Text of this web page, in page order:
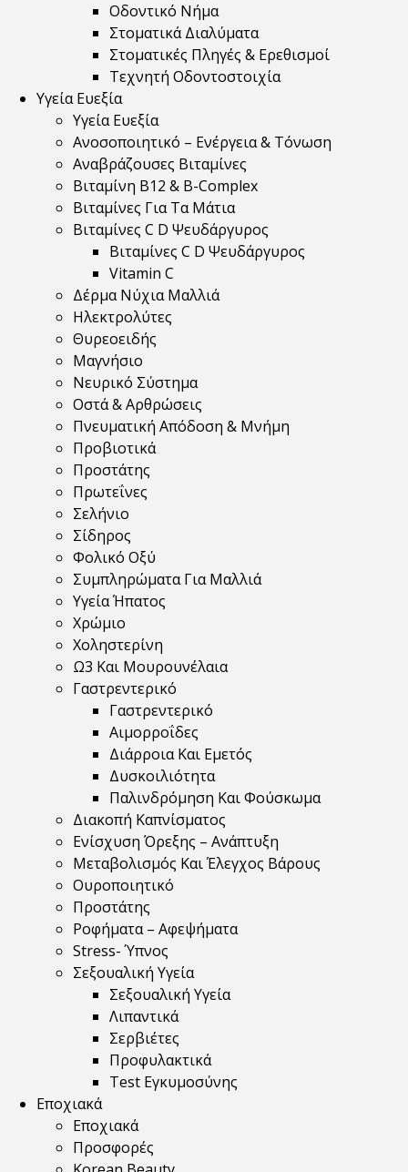
Οδοντικό Νήμα
Στοματικά Διαλύματα
Στοματικές Πληγές & Ερεθισμοί
Τεχνητή Οδοντοστοιχία
Υγεία Ευεξία
Υγεία Ευεξία
Ανοσοποιητικό – Ενέργεια & Τόνωση
Αναβράζουσες Βιταμίνες
Βιταμίνη B12 & Β-Complex
Βιταμίνες Για Τα Μάτια
Βιταμίνες C D Ψευδάργυρος
Βιταμίνες C D Ψευδάργυρος
Vitamin C
Δέρμα Νύχια Μαλλιά
Ηλεκτρολύτες
Θυρεοειδής
Μαγνήσιο
Νευρικό Σύστημα
Οστά & Αρθρώσεις
Πνευματική Απόδοση & Μνήμη
Προβιοτικά
Προστάτης
Πρωτεΐνες
Σελήνιο
Σίδηρος
Φολικό Οξύ
Συμπληρώματα Για Μαλλιά
Υγεία Ήπατος
Χρώμιο
Χοληστερίνη
Ω3 Και Μουρουνέλαια
Γαστρεντερικό
Γαστρεντερικό
Αιμορροΐδες
Διάρροια Και Εμετός
Δυσκοιλιότητα
Παλινδρόμηση Και Φούσκωμα
Διακοπή Καπνίσματος
Ενίσχυση Όρεξης – Ανάπτυξη
Μεταβολισμός Και Έλεγχος Βάρους
Ουροποιητικό
Προστάτης
Ροφήματα – Αφεψήματα
Stress- Ύπνος
Σεξουαλική Υγεία
Σεξουαλική Υγεία
Λιπαντικά
Σερβιέτες
Προφυλακτικά
Test Εγκυμοσύνης
Εποχιακά
Εποχιακά
Προσφορές